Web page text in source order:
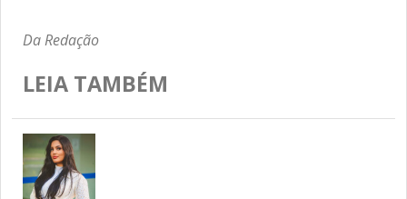
Da Redação
LEIA TAMBÉM